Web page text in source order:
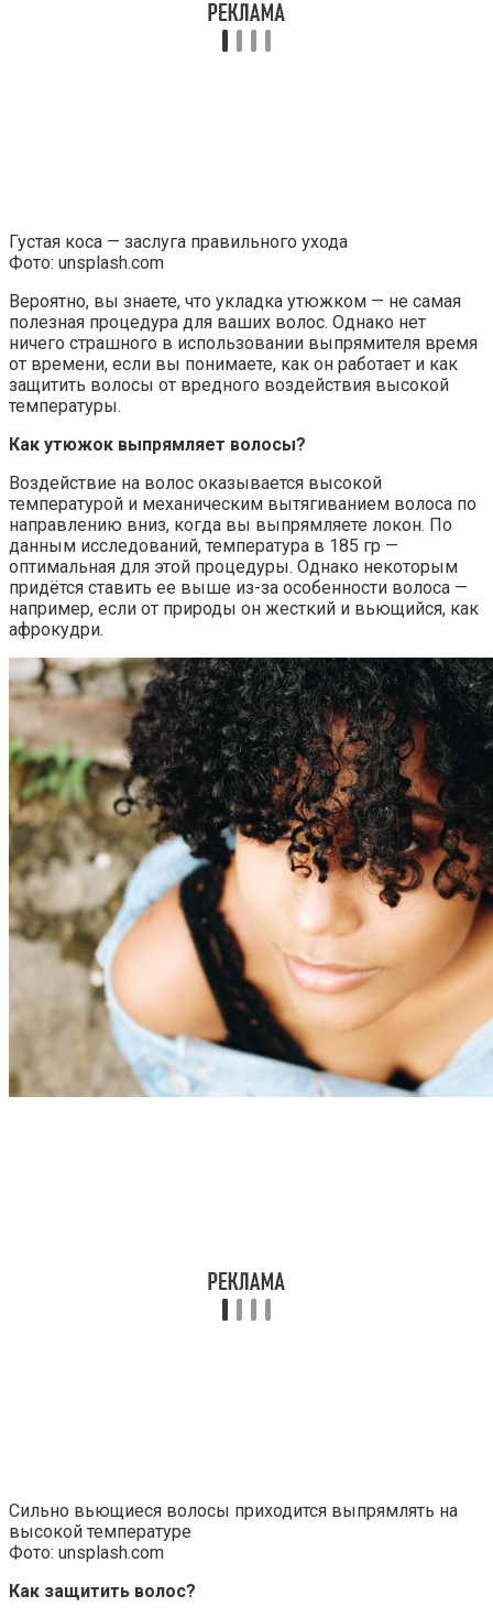
Густая коса — заслуга правильного ухода
Фото: unsplash.com
Вероятно, вы знаете, что укладка утюжком — не самая
полезная процедура для ваших волос. Однако нет
ничего страшного в использовании выпрямителя время
от времени, если вы понимаете, как он работает и как
защитить волосы от вредного воздействия высокой
температуры.
Как утюжок выпрямляет волосы?
Воздействие на волос оказывается высокой
температурой и механическим вытягиванием волоса по
направлению вниз, когда вы выпрямляете локон. По
данным исследований, температура в 185 гр —
оптимальная для этой процедуры. Однако некоторым
придётся ставить ее выше из-за особенности волоса —
например, если от природы он жесткий и вьющийся, как
афрокудри.
Сильно вьющиеся волосы приходится выпрямлять на
высокой температуре
Фото: unsplash.com
Как защитить волос?